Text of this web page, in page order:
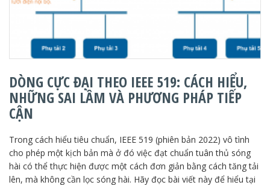
DÒNG CỰC ĐẠI THEO IEEE 519: CÁCH HIỂU,
NHỮNG SAI LẦM VÀ PHƯƠNG PHÁP TIẾP
CẬN
Trong cách hiểu tiêu chuẩn, IEEE 519 (phiên bản 2022) vô tình
cho phép một kịch bản mà ở đó việc đạt chuẩn tuân thủ sóng
hài có thể thực hiện được một cách đơn giản bằng cách tăng tải
lên, mà không cần lọc sóng hài. Hãy đọc bài viết này để hiểu tại